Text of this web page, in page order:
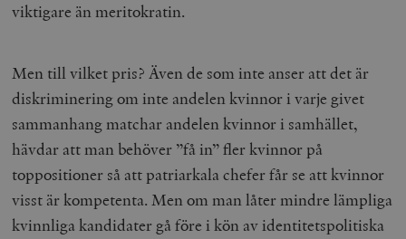
viktigare än meritokratin.
Men till vilket pris? Även de som inte anser att det är
diskriminering om inte andelen kvinnor i varje givet
sammanhang matchar andelen kvinnor i samhället,
hävdar att man behöver ”få in” fler kvinnor på
toppositioner så att patriarkala chefer får se att kvinnor
visst är kompetenta. Men om man låter mindre lämpliga
kvinnliga kandidater gå före i kön av identitetspolitiska